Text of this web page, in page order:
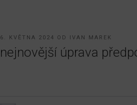
PUBLIKOVÁNO
6. KVĚTNA 2024 OD IVAN MAREK
nejnovější úprava